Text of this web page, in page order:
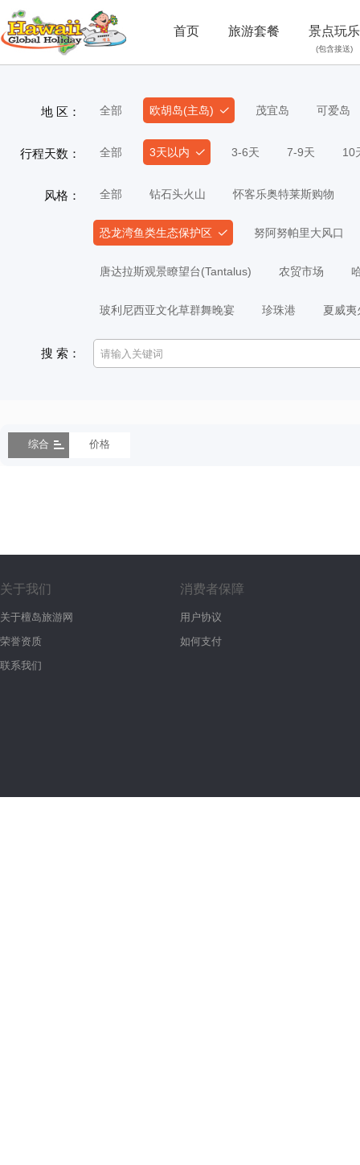
首页 旅游套餐 景点玩乐
(包含接送)
地 区： 全部 欧胡岛(主岛) 茂宜岛 可爱岛
行程天数： 全部 3天以内 3-6天 7-9天 10
风格： 全部 钻石头火山 怀客乐奥特莱斯购物
恐龙湾鱼类生态保护区 努阿努帕里大风口
唐达拉斯观景瞭望台(Tantalus) 农贸市场
玻利尼西亚文化草群舞晚宴 珍珠港 夏威夷
搜 索：
综合 价格
关于我们
关于檀岛旅游网
荣誉资质
联系我们
消费者保障
用户协议
如何支付